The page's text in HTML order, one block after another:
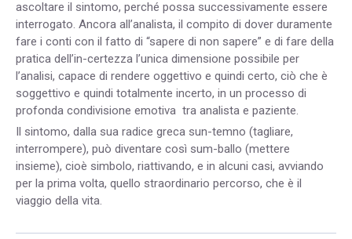
ascoltare il sintomo, perché possa successivamente essere
interrogato. Ancora all’analista, il compito di dover duramente
fare i conti con il fatto di “sapere di non sapere” e di fare della
pratica dell’in-certezza l’unica dimensione possibile per
l’analisi, capace di rendere oggettivo e quindi certo, ciò che è
soggettivo e quindi totalmente incerto, in un processo di
profonda condivisione emotiva tra analista e paziente.
Il sintomo, dalla sua radice greca sun-temno (tagliare,
interrompere), può diventare così sum-ballo (mettere
insieme), cioè simbolo, riattivando, e in alcuni casi, avviando
per la prima volta, quello straordinario percorso, che è il
viaggio della vita.